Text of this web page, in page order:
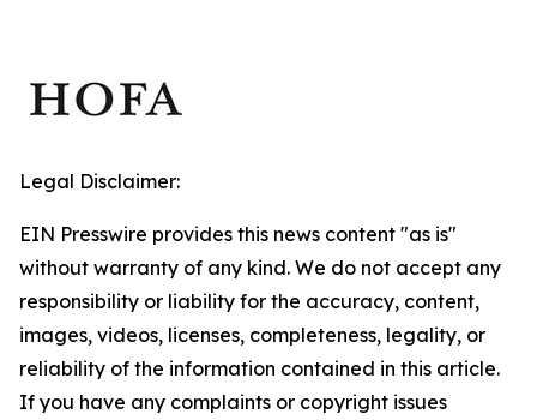
Legal Disclaimer:
EIN Presswire provides this news content "as is"
without warranty of any kind. We do not accept any
responsibility or liability for the accuracy, content,
images, videos, licenses, completeness, legality, or
reliability of the information contained in this article.
If you have any complaints or copyright issues